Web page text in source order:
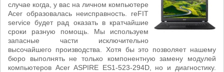
случае когда, у вас на личном компьютере
Acer образовалась неисправность. reFIT
service будет рад оказать в кратчайшие
сроки разную помощь. Мы используем
запасные части исключительно
высочайшего производства. Хотя бы это позволяет нашему
бюро выполнять не только компонентную замену модулей
компьютеров Acer ASPIRE ES1-523-294D, но и диагностику.